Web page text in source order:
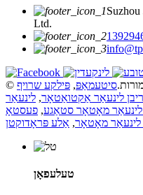
Ltd.
סיטעמאַפּ, פּילקע שרויף
לינעאַר אַקטואַטאָר, לינעאַר
לינעאַר מאָטאָר סטאַגע, פעסטאָ
לינעאַר מאָטאָר, אַלע פּראָדוקטן
טעלעפאָן